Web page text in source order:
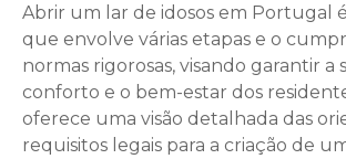
Abrir um lar de idosos em Portugal
que envolve várias etapas e o
normas rigorosas, visando garantir a
conforto e o bem-estar dos
oferece uma visão detalhada das
requisitos legais para a criação de